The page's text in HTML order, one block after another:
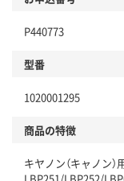
P440773
型番
1020001295
商品の特徴
キヤノン（キャノン
LBP251/LBP252/